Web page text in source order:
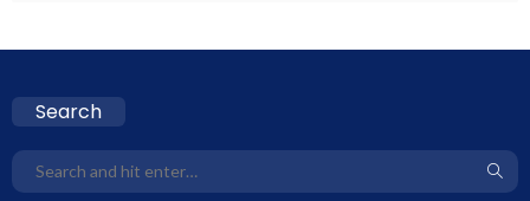
Search